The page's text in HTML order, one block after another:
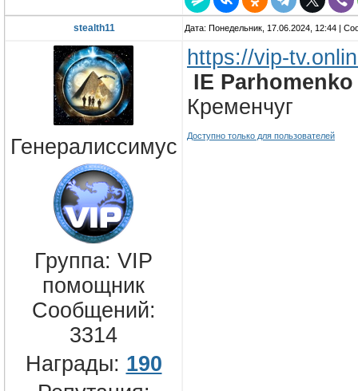
stealth11 Дата: Понедельник, 17.06.2024, 12:44 |
Генералиссимус
Группа: VIP
помощник
Сообщений:
3314
Награды: 190
https://vip-
IE
Кременчуг
Доступно только для пользователей